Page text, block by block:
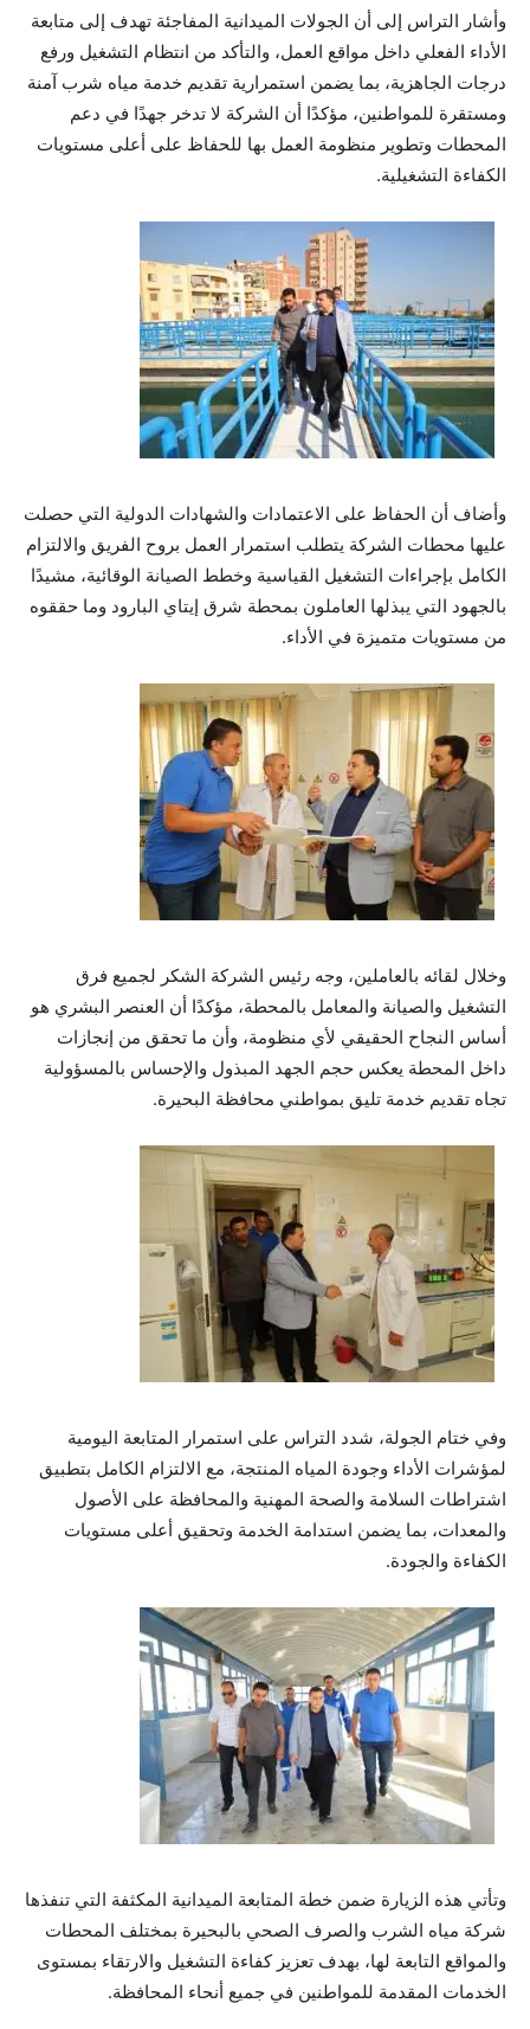
وأشار التراس إلى أن الجولات الميدانية المفاجئة تهدف إلى متابعة
الأداء الفعلي داخل مواقع العمل، والتأكد من انتظام التشغيل ورفع
درجات الجاهزية، بما يضمن استمرارية تقديم خدمة مياه شرب آمنة
ومستقرة للمواطنين، مؤكدًا أن الشركة لا تدخر جهدًا في دعم
المحطات وتطوير منظومة العمل بها للحفاظ على أعلى مستويات
الكفاءة التشغيلية.
وأضاف أن الحفاظ على الاعتمادات والشهادات الدولية التي حصلت
عليها محطات الشركة يتطلب استمرار العمل بروح الفريق والالتزام
الكامل بإجراءات التشغيل القياسية وخطط الصيانة الوقائية، مشيدًا
بالجهود التي يبذلها العاملون بمحطة شرق إيتاي البارود وما حققوه
من مستويات متميزة في الأداء.
وخلال لقائه بالعاملين، وجه رئيس الشركة الشكر لجميع فرق
التشغيل والصيانة والمعامل بالمحطة، مؤكدًا أن العنصر البشري هو
أساس النجاح الحقيقي لأي منظومة، وأن ما تحقق من إنجازات
داخل المحطة يعكس حجم الجهد المبذول والإحساس بالمسؤولية
تجاه تقديم خدمة تليق بمواطني محافظة البحيرة.
وفي ختام الجولة، شدد التراس على استمرار المتابعة اليومية
لمؤشرات الأداء وجودة المياه المنتجة، مع الالتزام الكامل بتطبيق
اشتراطات السلامة والصحة المهنية والمحافظة على الأصول
والمعدات، بما يضمن استدامة الخدمة وتحقيق أعلى مستويات
الكفاءة والجودة.
وتأتي هذه الزيارة ضمن خطة المتابعة الميدانية المكثفة التي تنفذها
شركة مياه الشرب والصرف الصحي بالبحيرة بمختلف المحطات
والمواقع التابعة لها، بهدف تعزيز كفاءة التشغيل والارتقاء بمستوى
الخدمات المقدمة للمواطنين في جميع أنحاء المحافظة.